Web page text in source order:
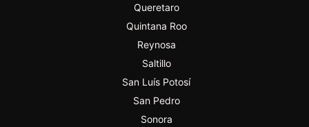
Queretaro
Quintana Roo
Reynosa
Saltillo
San Luís Potosí
San Pedro
Sonora